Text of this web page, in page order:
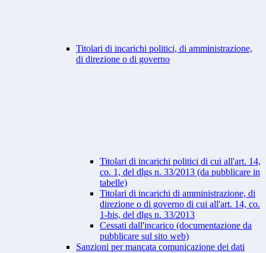
Titolari di incarichi politici, di amministrazione,
di direzione o di governo
Titolari di incarichi politici di cui all'art. 14,
co. 1, del dlgs n. 33/2013 (da pubblicare in
tabelle)
Titolari di incarichi di amministrazione, di
direzione o di governo di cui all'art. 14, co.
1-bis, del dlgs n. 33/2013
Cessati dall'incarico (documentazione da
pubblicare sul sito web)
Sanzioni per mancata comunicazione dei dati